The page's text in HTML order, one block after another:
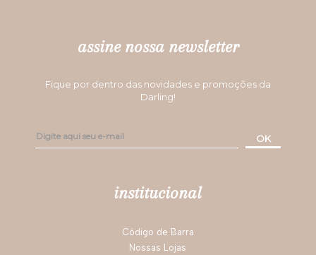
assine nossa newsletter
Fique por dentro das novidades e promoções da
Darling!
OK
institucional
Código de Barra
Nossas Lojas